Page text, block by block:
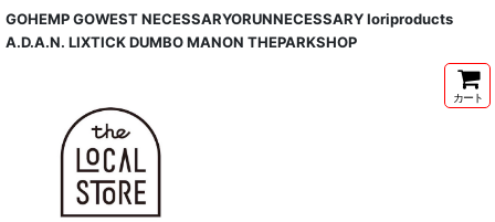
GOHEMP GOWEST NECESSARYORUNNECESSARY Ioriproducts
A.D.A.N. LIXTICK DUMBO MANON THEPARKSHOP
カート